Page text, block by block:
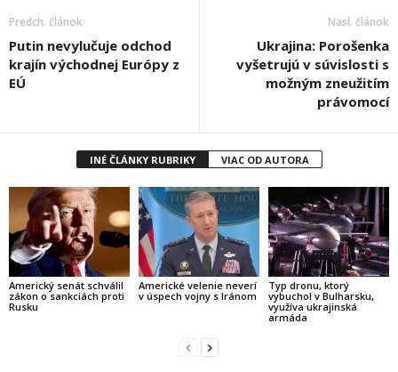
Predch. článok
Putin nevylučuje odchod
krajín východnej Európy z
EÚ
Nasl. článok
Ukrajina: Porošenka
vyšetrujú v súvislosti s
možným zneužitím
právomocí
INÉ ČLÁNKY RUBRIKY VIAC OD AUTORA
Americký senát schválil
zákon o sankciách proti
Rusku
Americké velenie neverí
v úspech vojny s Iránom
Typ dronu, ktorý
vybuchol v Bulharsku,
využíva ukrajinská
armáda